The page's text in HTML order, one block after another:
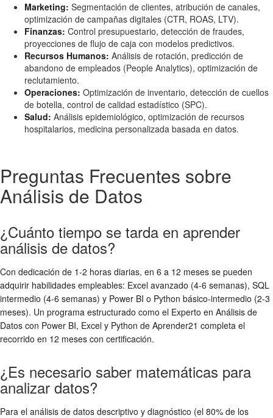
Marketing: Segmentación de clientes, atribución de canales,
optimización de campañas digitales (CTR, ROAS, LTV).
Finanzas: Control presupuestario, detección de fraudes,
proyecciones de flujo de caja con modelos predictivos.
Recursos Humanos: Análisis de rotación, predicción de
abandono de empleados (People Analytics), optimización de
reclutamiento.
Operaciones: Optimización de inventario, detección de cuellos
de botella, control de calidad estadístico (SPC).
Salud: Análisis epidemiológico, optimización de recursos
hospitalarios, medicina personalizada basada en datos.
Preguntas Frecuentes sobre
Análisis de Datos
¿Cuánto tiempo se tarda en aprender
análisis de datos?
Con dedicación de 1-2 horas diarias, en 6 a 12 meses se pueden
adquirir habilidades empleables: Excel avanzado (4-6 semanas), SQL
intermedio (4-6 semanas) y Power BI o Python básico-intermedio (2-3
meses). Un programa estructurado como el Experto en Análisis de
Datos con Power BI, Excel y Python de Aprender21 completa el
recorrido en 12 meses con certificación.
¿Es necesario saber matemáticas para
analizar datos?
Para el análisis de datos descriptivo y diagnóstico (el 80% de los